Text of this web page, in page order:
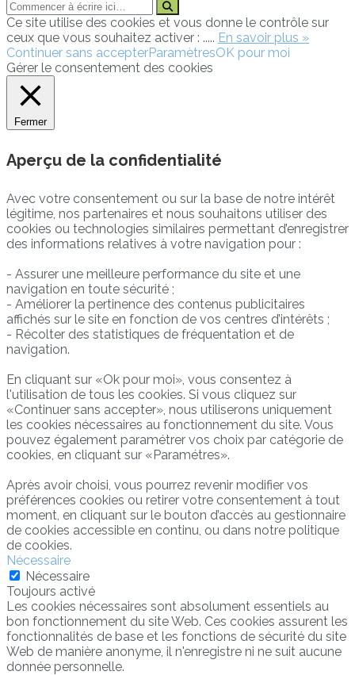
Ce site utilise des cookies et vous donne le contrôle sur
ceux que vous souhaitez activer : ..... En savoir plus »
Continuer sans accepterParamètresOK pour moi
Gérer le consentement des cookies
Fermer
Aperçu de la confidentialité
Avec votre consentement ou sur la base de notre intérêt
légitime, nos partenaires et nous souhaitons utiliser des
cookies ou technologies similaires permettant d’enregistrer
des informations relatives à votre navigation pour :
- Assurer une meilleure performance du site et une
navigation en toute sécurité ;
- Améliorer la pertinence des contenus publicitaires
affichés sur le site en fonction de vos centres d’intérêts ;
- Récolter des statistiques de fréquentation et de
navigation.
En cliquant sur «Ok pour moi», vous consentez à
l'utilisation de tous les cookies. Si vous cliquez sur
«Continuer sans accepter», nous utiliserons uniquement
les cookies nécessaires au fonctionnement du site. Vous
pouvez également paramétrer vos choix par catégorie de
cookies, en cliquant sur «Paramétres».
Après avoir choisi, vous pourrez revenir modifier vos
préférences cookies ou retirer votre consentement à tout
moment, en cliquant sur le bouton d’accès au gestionnaire
de cookies accessible en continu, ou dans notre politique
de cookies.
Nécessaire
Nécessaire
Toujours activé
Les cookies nécessaires sont absolument essentiels au
bon fonctionnement du site Web. Ces cookies assurent les
fonctionnalités de base et les fonctions de sécurité du site
Web de manière anonyme, il n'enregistre ni ne suit aucune
donnée personnelle.